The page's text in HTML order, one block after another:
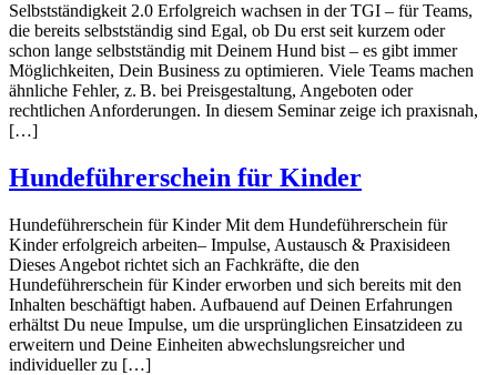
Selbstständigkeit 2.0 Erfolgreich wachsen in der TGI – für Teams,
die bereits selbstständig sind Egal, ob Du erst seit kurzem oder
schon lange selbstständig mit Deinem Hund bist – es gibt immer
Möglichkeiten, Dein Business zu optimieren. Viele Teams machen
ähnliche Fehler, z. B. bei Preisgestaltung, Angeboten oder
rechtlichen Anforderungen. In diesem Seminar zeige ich praxisnah,
[…]
Hundeführerschein für Kinder
Hundeführerschein für Kinder Mit dem Hundeführerschein für
Kinder erfolgreich arbeiten– Impulse, Austausch & Praxisideen
Dieses Angebot richtet sich an Fachkräfte, die den
Hundeführerschein für Kinder erworben und sich bereits mit den
Inhalten beschäftigt haben. Aufbauend auf Deinen Erfahrungen
erhältst Du neue Impulse, um die ursprünglichen Einsatzideen zu
erweitern und Deine Einheiten abwechslungsreicher und
individueller zu […]